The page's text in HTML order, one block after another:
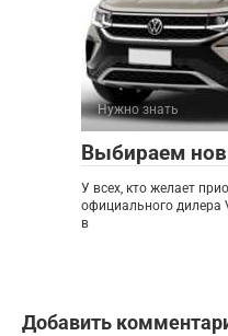
Нужно знать
Выбираем
У всех, кто желает
официального дилера
в
Добавить